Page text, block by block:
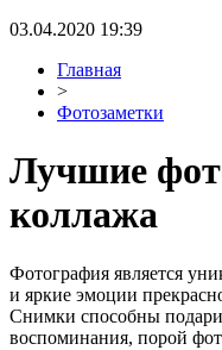
03.04.2020 19:39
Главная
>
Фотозаметки
Лучшие
коллажа
Фотография является
и яркие эмоции
Снимки способны
воспоминания, порой